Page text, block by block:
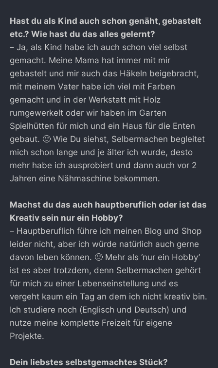
Hast du als Kind auch schon genäht, gebastelt
etc.? Wie hast du das alles gelernt?
– Ja, als Kind habe ich auch schon viel selbst
gemacht. Meine Mama hat immer mit mir
gebastelt und mir auch das Häkeln beigebracht,
mit meinem Vater habe ich viel mit Farben
gemacht und in der Werkstatt mit Holz
rumgewerkelt oder wir haben im Garten
Spielhütten für mich und ein Haus für die Enten
gebaut. 🙂 Wie Du siehst, Selbermachen begleitet
mich schon lange und je älter ich wurde, desto
mehr habe ich ausprobiert und dann auch vor 2
Jahren eine Nähmaschine bekommen.
Machst du das auch hauptberuflich oder ist das
Kreativ sein nur ein Hobby?
– Hauptberuflich führe ich meinen Blog und Shop
leider nicht, aber ich würde natürlich auch gerne
davon leben können. 🙂 Mehr als ‘nur ein Hobby’
ist es aber trotzdem, denn Selbermachen gehört
für mich zu einer Lebenseinstellung und es
vergeht kaum ein Tag an dem ich nicht kreativ bin.
Ich studiere noch (Englisch und Deutsch) und
nutze meine komplette Freizeit für eigene
Projekte.
Dein liebstes selbstgemachtes Stück?